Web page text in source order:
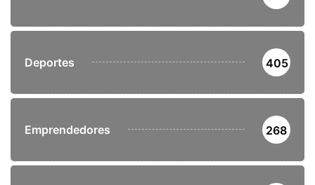
Deportes 405
Emprendedores 268